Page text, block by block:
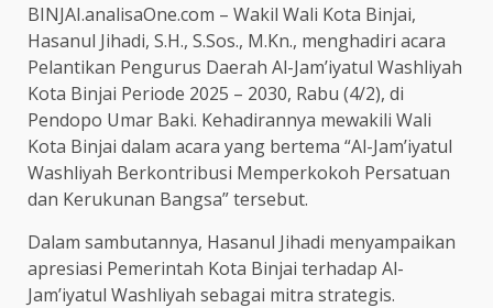
BINJAI.analisaOne.com – Wakil Wali Kota Binjai,
Hasanul Jihadi, S.H., S.Sos., M.Kn., menghadiri acara
Pelantikan Pengurus Daerah Al-Jam’iyatul Washliyah
Kota Binjai Periode 2025 – 2030, Rabu (4/2), di
Pendopo Umar Baki. Kehadirannya mewakili Wali
Kota Binjai dalam acara yang bertema “Al-Jam’iyatul
Washliyah Berkontribusi Memperkokoh Persatuan
dan Kerukunan Bangsa” tersebut.
Dalam sambutannya, Hasanul Jihadi menyampaikan
apresiasi Pemerintah Kota Binjai terhadap Al-
Jam’iyatul Washliyah sebagai mitra strategis.